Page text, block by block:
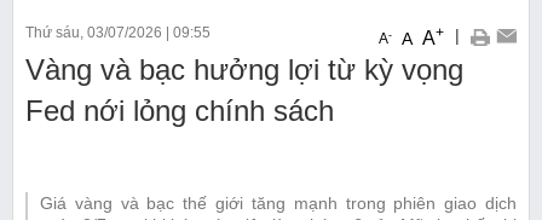
Thứ sáu, 03/07/2026 09:55 A- A A+ |
Vàng và bạc hưởng lợi từ kỳ vọng
Fed nới lỏng chính sách
Giá vàng và bạc thế giới tăng mạnh trong phiên giao dịch